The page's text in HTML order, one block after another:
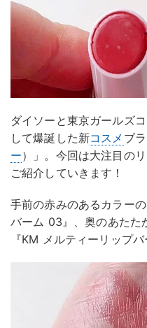
ダイソーと東京ガールズ
して爆誕した新コスメ ブ
ー）」。今回は大注目の
ご紹介していきます！
手前の赤みのあるカラー
バーム 03』、奥のあたた
『KM メルティーリップ